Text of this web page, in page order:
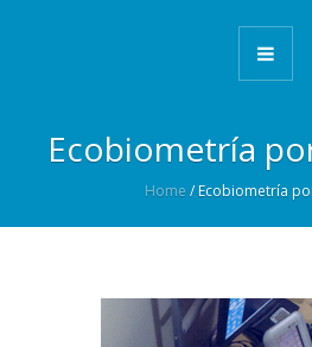
Ecobiometría
Home /Ecobiometría